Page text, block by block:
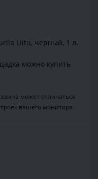
Liitu, черный, 1 л.
можно купить
может отличаться
вашего монитора.